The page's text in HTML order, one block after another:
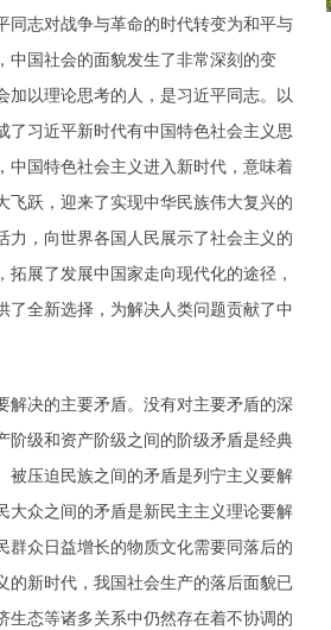
同志对战争与革命的时代转变为和平与
中国社会的面貌发生了非常深刻的变
加以理论思考的人，是习近平同志。以
了习近平新时代有中国特色社会主义思
中国特色社会主义进入新时代，意味着
飞跃，迎来了实现中华民族伟大复兴的
力，向世界各国人民展示了社会主义的
展了发展中国家走向现代化的途径，
全新选择，为解决人类问题贡献了中
决的主要矛盾。没有对主要矛盾的深
阶级和资产阶级之间的阶级矛盾是经典
被压迫民族之间的矛盾是列宁主义要解
大众之间的矛盾是新民主主义理论要解
群众日益增长的物质文化需要同落后的
的新时代，我国社会生产的落后面貌已
生态等诸多关系中仍然存在着不协调的